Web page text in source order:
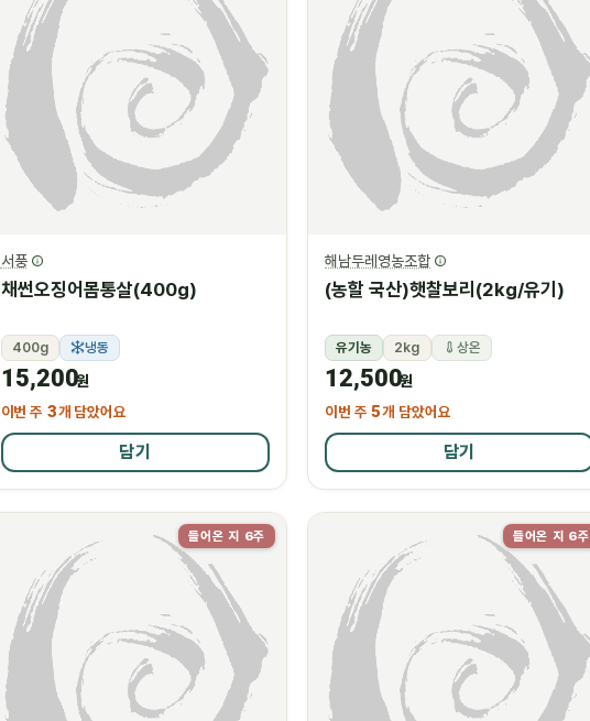
서풍
채썬오징어몸통살(400g)
400g 냉동
15,200원
이번 주 3개 담았어요
담기
해남두레영농조합
(농할 국산)햇찰보리(2kg/유기)
유기농 2kg 상온
12,500원
이번 주 5개 담았어요
담기
들어온 지 6주 들어온 지 6주